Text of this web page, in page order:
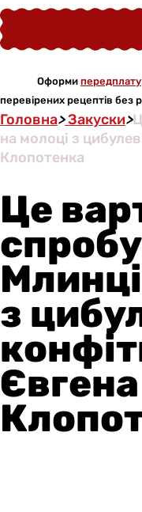
Оформи передплату
перевірених рецептів без
Головна>Закуски>
на молоці з
Клопотенка
Це
з
Євгена